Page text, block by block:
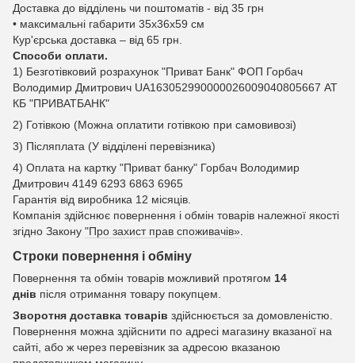
Доставка до відділень чи поштоматів - від 35 грн
• максимальні габарити 35x36x59 см
Кур'єрська доставка – від 65 грн.
Способи оплати.
1) Безготівковий розрахунок "Приват Банк" ФОП Горбач
Володимир Дмитрович UA163052990000026009040805667 АТ
КБ "ПРИВАТБАНК"
2) Готівкою (Можна оплатити готівкою при самовивозі)
3) Післяплата (У відділені перевізника)
4) Оплата на картку "Приват банку" Горбач Володимир
Дмитрович 4149 6293 6863 6965
Гарантія від виробника 12 місяців.
Компанія здійснює повернення і обмін товарів належної якості
згідно Закону "Про захист прав споживачів».
Строки повернення і обміну
Повернення та обмін товарів можливий протягом 14
днів після отримання товару покупцем.
Зворотня доставка товарів здійснюється за домовленістю.
Повернення можна здійснити по адресі магазину вказаної на
сайті, або ж через перевізник за адресою вказаною